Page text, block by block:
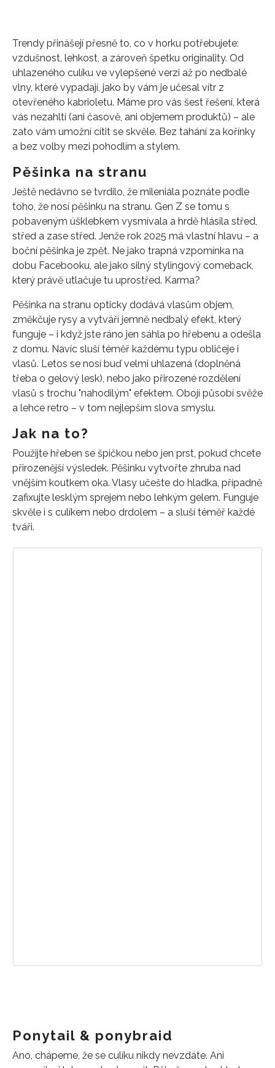
Trendy přinášejí přesně to, co v horku potřebujete:
vzdušnost, lehkost, a zároveň špetku originality. Od
uhlazeného culíku ve vylepšené verzi až po nedbalé
vlny, které vypadají, jako by vám je učesal vítr z
otevřeného kabrioletu. Máme pro vás šest řešení, která
vás nezahltí (ani časově, ani objemem produktů) – ale
zato vám umožní cítit se skvěle. Bez tahání za kořínky
a bez volby mezi pohodlím a stylem.
Pěšinka na stranu
Ještě nedávno se tvrdilo, že mileniála poznáte podle
toho, že nosí pěšinku na stranu. Gen Z se tomu s
pobaveným úšklebkem vysmívala a hrdě hlásila střed,
střed a zase střed. Jenže rok 2025 má vlastní hlavu – a
boční pěšinka je zpět. Ne jako trapná vzpomínka na
dobu Facebooku, ale jako silný stylingový comeback,
který právě utlačuje tu uprostřed. Karma?
Pěšinka na stranu opticky dodává vlasům objem,
změkčuje rysy a vytváří jemně nedbalý efekt, který
funguje – i když jste ráno jen sáhla po hřebenu a odešla
z domu. Navíc sluší téměř každému typu obličeje i
vlasů. Letos se nosí buď velmi uhlazená (doplněná
třeba o gelový lesk), nebo jako přirozené rozdělení
vlasů s trochu "nahodilým" efektem. Obojí působí svěže
a lehce retro – v tom nejlepším slova smyslu.
Jak na to?
Použijte hřeben se špičkou nebo jen prst, pokud chcete
přirozenější výsledek. Pěšinku vytvořte zhruba nad
vnějším koutkem oka. Vlasy učešte do hladka, případně
zafixujte lesklým sprejem nebo lehkým gelem. Funguje
skvěle i s culíkem nebo drdolem – a sluší téměř každé
tváři.
Ponytail & ponybraid
Ano, chápeme, že se culíku nikdy nevzdáte. Ani